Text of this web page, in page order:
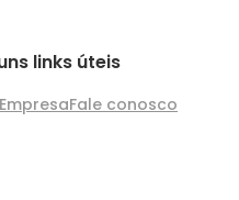
links úteis
Fale conosco